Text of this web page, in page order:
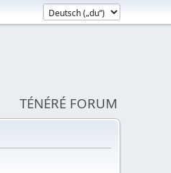
TÉNÉRÉ FORUM